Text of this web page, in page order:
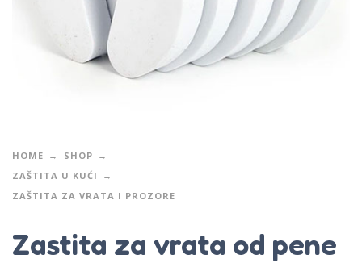
HOME
SHOP
ZAŠTITA U KUĆI
ZAŠTITA ZA VRATA I PROZORE
Zastita za vrata od pene